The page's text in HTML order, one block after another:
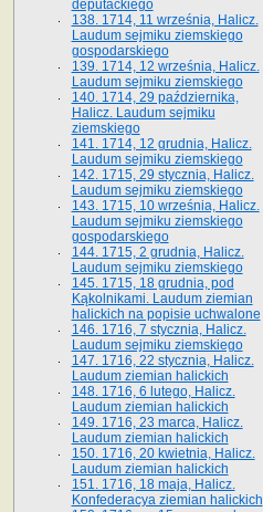
deputackiego
138. 1714, 11 września, Halicz.
Laudum sejmiku ziemskiego
gospodarskiego
139. 1714, 12 września, Halicz.
Laudum sejmiku ziemskiego
140. 1714, 29 października,
Halicz. Laudum sejmiku
ziemskiego
141. 1714, 12 grudnia, Halicz.
Laudum sejmiku ziemskiego
142. 1715, 29 stycznia, Halicz.
Laudum sejmiku ziemskiego
143. 1715, 10 września, Halicz.
Laudum sejmiku ziemskiego
gospodarskiego
144. 1715, 2 grudnia, Halicz.
Laudum sejmiku ziemskiego
145. 1715, 18 grudnia, pod
Kąkolnikami. Laudum ziemian
halickich na popisie uchwalone
146. 1716, 7 stycznia, Halicz.
Laudum sejmiku ziemskiego
147. 1716, 22 stycznia, Halicz.
Laudum ziemian halickich
148. 1716, 6 lutego, Halicz.
Laudum ziemian halickich
149. 1716, 23 marca, Halicz.
Laudum ziemian halickich
150. 1716, 20 kwietnia, Halicz.
Laudum ziemian halickich
151. 1716, 18 maja, Halicz.
Konfederacya ziemian halickich